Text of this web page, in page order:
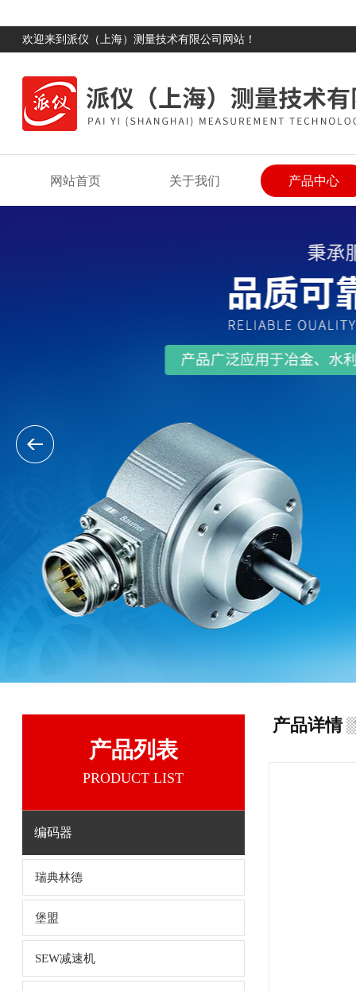
欢迎来到派仪（上海）测量技术有限公司网站！
网站首页 关于我们 产品中心
产品列表
PRODUCT LIST
编码器
瑞典林德
堡盟
SEW减速机
产品详情